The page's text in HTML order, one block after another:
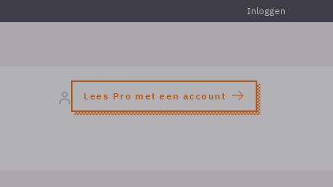
Inloggen
Lees Pro met een account